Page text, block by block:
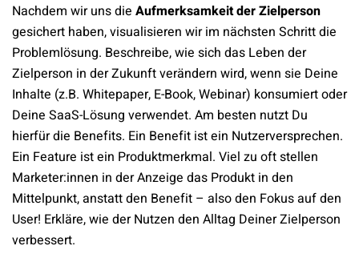
Nachdem wir uns die Aufmerksamkeit der Zielperson
gesichert haben, visualisieren wir im nächsten Schritt die
Problemlösung. Beschreibe, wie sich das Leben der
Zielperson in der Zukunft verändern wird, wenn sie Deine
Inhalte (z.B. Whitepaper, E-Book, Webinar) konsumiert oder
Deine SaaS-Lösung verwendet. Am besten nutzt Du
hierfür die Benefits. Ein Benefit ist ein Nutzerversprechen.
Ein Feature ist ein Produktmerkmal. Viel zu oft stellen
Marketer:innen in der Anzeige das Produkt in den
Mittelpunkt, anstatt den Benefit – also den Fokus auf den
User! Erkläre, wie der Nutzen den Alltag Deiner Zielperson
verbessert.